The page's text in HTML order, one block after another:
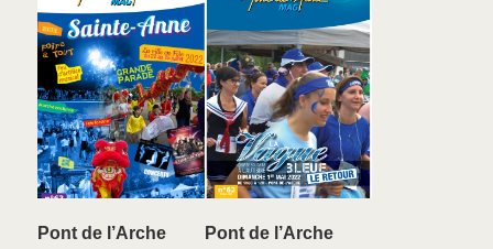
Pont de l’Arche
Pont de l’Arche